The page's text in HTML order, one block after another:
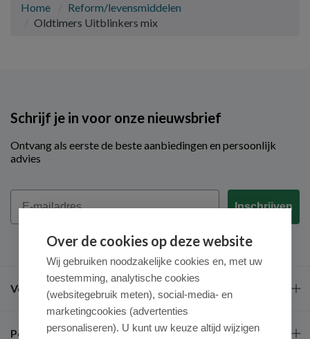
Home
Reform/levensmiddelen
Oldtimers Uitblinkers mix
Schrijf je in voor onze nieuwsbrief
Ontvang als eerste de beste aanbiedingen en persoonlijk
advies
Email
Inschrijven
Veel gestelde vragen
Populaire merken
Over de cookies op deze website
Wij gebruiken noodzakelijke cookies en, met uw
toestemming, analytische cookies
(websitegebruik meten), social-media- en
marketingcookies (advertenties
personaliseren). U kunt uw keuze altijd wijzigen